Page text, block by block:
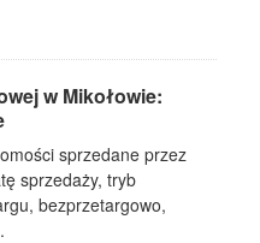
w Mikołowie:
sprzedane przez
sprzedaży, tryb
bezprzetargowo,